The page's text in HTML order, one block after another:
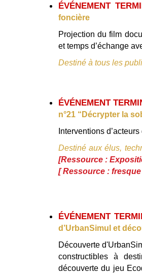
ÉVÉNEMENT
foncière
Projection du film
et temps d’échange
Destiné à tous les
ÉVÉNEMENT
n°21 “Décrypter la
Interventions
Destiné aux élus,
[Ressource :
[ Ressource :
ÉVÉNEMENT
d’UrbanSimul et
Découverte
constructibles à
découverte du jeu